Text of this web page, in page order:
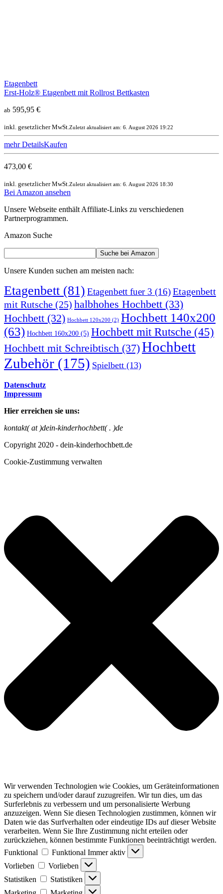
Etagenbett
Erst-Holz® Etagenbett mit Rollrost Bettkasten
ab 595,95 €
inkl. gesetzlicher MwSt. Zuletzt aktualisiert am: 6. August 2026 19:22
mehr DetailsKaufen
473,00 €
inkl. gesetzlicher MwSt. Zuletzt aktualisiert am: 6. August 2026 18:30
Bei Amazon ansehen
Unsere Webseite enthält Affiliate-Links zu verschiedenen
Partnerprogrammen.
Amazon Suche
Unsere Kunden suchen am meisten nach:
Etagenbett (81) Etagenbett fuer 3 (16)Etagenbett
mit Rutsche (25) halbhohes Hochbett (33)
Hochbett (32) Hochbett 120x200 (2) Hochbett 140x200
(63) Hochbett 160x200 (5) Hochbett mit Rutsche (45)
Hochbett mit Schreibtisch (37)Hochbett
Zubehör (175) Spielbett (13)
Datenschutz
Impressum
Hier erreichen sie uns:
kontakt( at )dein-kinderhochbett( . )de
Copyright 2020 - dein-kinderhochbett.de
Cookie-Zustimmung verwalten
Wir verwenden Technologien wie Cookies, um Geräteinformationen
zu speichern und/oder darauf zuzugreifen. Wir tun dies, um das
Surferlebnis zu verbessern und um personalisierte Werbung
anzuzeigen. Wenn Sie diesen Technologien zustimmen, können wir
Daten wie das Surfverhalten oder eindeutige IDs auf dieser Website
verarbeiten. Wenn Sie Ihre Zustimmung nicht erteilen oder
zurückziehen, können bestimmte Funktionen beeinträchtigt werden.
Funktional
Funktional Immer aktiv
Vorlieben
Vorlieben
Statistiken
Statistiken